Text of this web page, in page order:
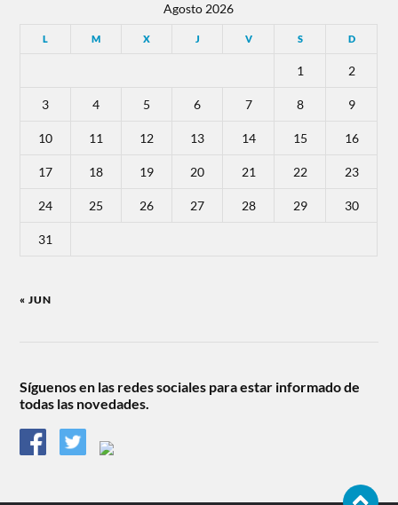
Agosto 2026
L M X J V S D
1 2
3 4 5 6 7 8 9
10 11 12 13 14 15 16
17 18 19 20 21 22 23
24 25 26 27 28 29 30
31
« JUN
Síguenos en las redes sociales para estar informado de
todas las novedades.